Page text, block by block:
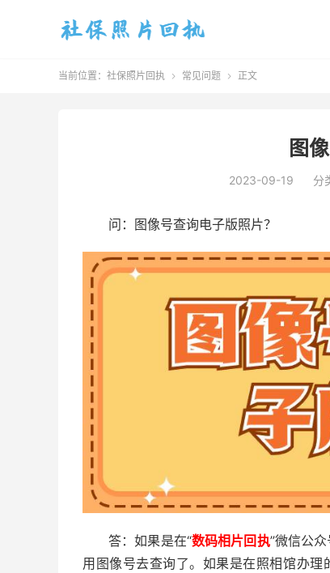
当前位置： 社保照片回执  常见问题  正文
图
2023-09-19 分
问：图像号查询电子版照片？
答：如果是在“数码相片回执”微信公
用图像号去查询了。如果是在照相馆办